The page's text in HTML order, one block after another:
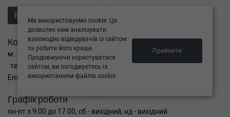
Відправити запит продавцю
Контакти
м. Тернопіль вул. Микулинецька 106а
тел. +38(099)650-59-19
Email. autokitparts@yahoo.com
Графік роботи
пн-пт з 9:00 до 17:00, сб - вихідний, нд - вихідний
Ми використовуємо cookie. Це
дозволяє нам аналізувати
взаємодію відвідувачів із сайтом
та робити його краще.
Продовжуючи користуватися
сайтом, ви погоджуєтесь із
використанням файлів cookie.
Прийняти